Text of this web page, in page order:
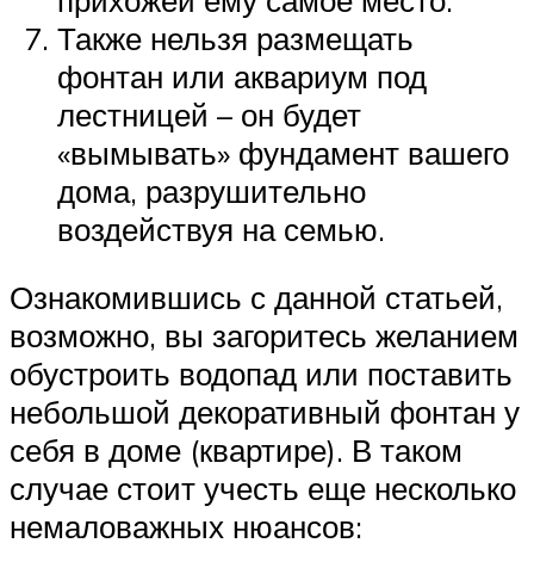
Также нельзя размещать
фонтан или аквариум под
лестницей – он будет
«вымывать» фундамент вашего
дома, разрушительно
воздействуя на семью.
Ознакомившись с данной статьей,
возможно, вы загоритесь желанием
обустроить водопад или поставить
небольшой декоративный фонтан у
себя в доме (квартире). В таком
случае стоит учесть еще несколько
немаловажных нюансов: